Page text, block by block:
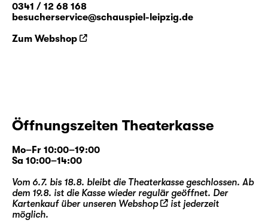
0341 / 12 68 168
besucherservice@schauspiel-leipzig.de
Zum Webshop
Öffnungszeiten Theaterkasse
Mo–Fr 10:00–19:00
Sa 10:00–14:00
Vom 6.7. bis 18.8. bleibt die Theaterkasse geschlossen. Ab
dem 19.8. ist die Kasse wieder regulär geöffnet. Der
Kartenkauf über unseren Webshop
ist jederzeit
möglich.